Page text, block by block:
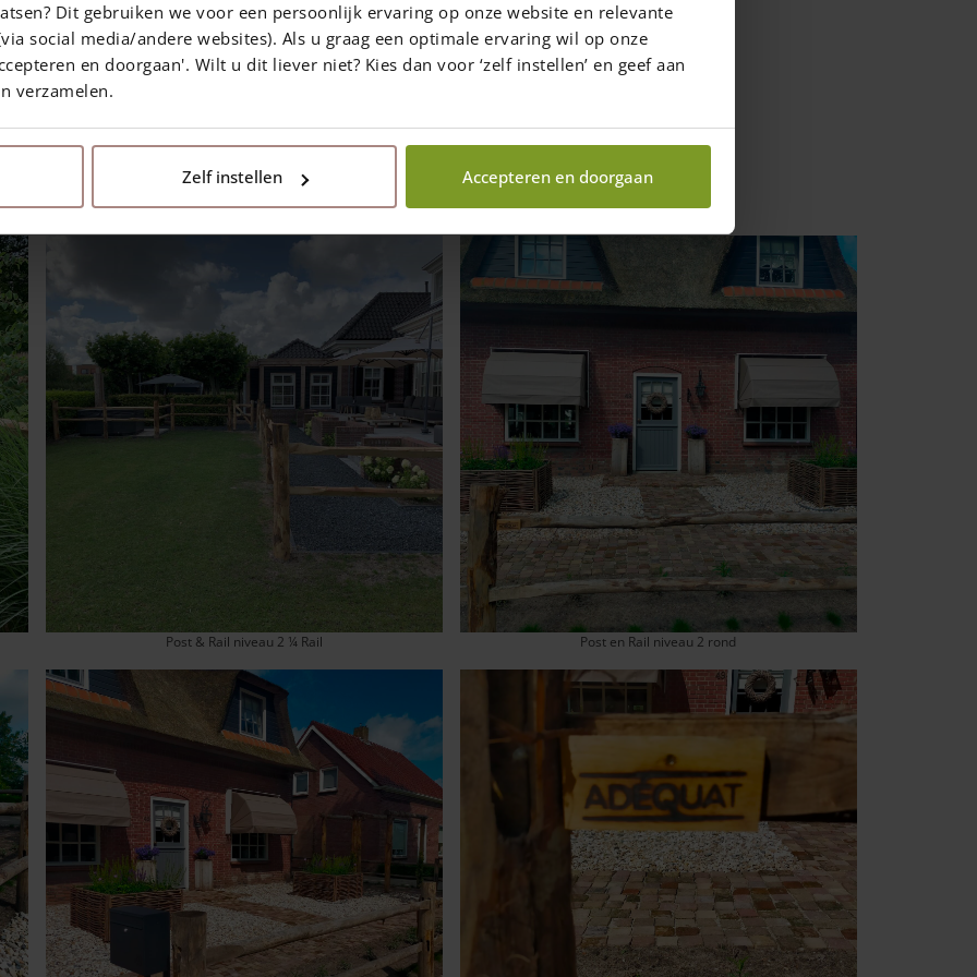
Dit gebruiken we voor een persoonlijk ervaring op onze website en relevante
social media/andere websites). Als u graag een optimale ervaring wil op onze
en doorgaan'. Wilt u dit liever niet? Kies dan voor ‘zelf instellen’ en geef aan
verzamelen.
Zelf instellen Accepteren en doorgaan
voor Post & Rail hekwerk 2-niveau.
Post & Rail niveau 2 ¼ Rail Post en Rail niveau 2 rond